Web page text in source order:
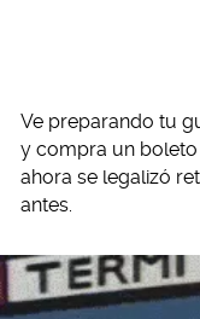
Ve preparando tu
y compra un boleto
ahora se legalizó
antes.